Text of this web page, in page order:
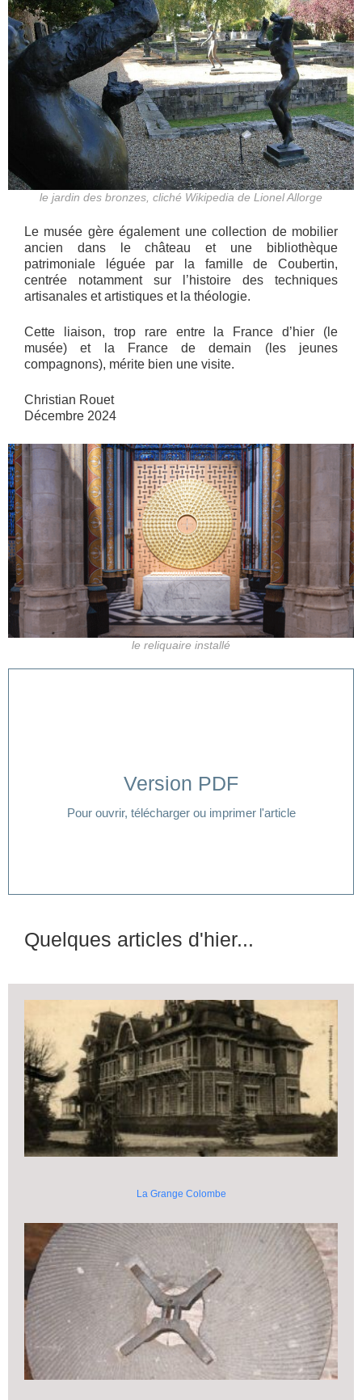
le jardin des bronzes, cliché Wikipedia de Lionel Allorge
Le musée gère également une collection de mobilier
ancien dans le château et une bibliothèque
patrimoniale léguée par la famille de Coubertin,
centrée notamment sur l’histoire des techniques
artisanales et artistiques et la théologie.
Cette liaison, trop rare entre la France d’hier (le
musée) et la France de demain (les jeunes
compagnons), mérite bien une visite.
Christian Rouet
Décembre 2024
le reliquaire installé
Version PDF
Pour ouvrir, télécharger ou imprimer l'article
Cliquer ici
Quelques articles d'hier...
La Grange Colombe